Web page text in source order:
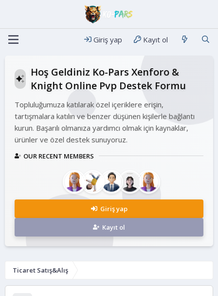
Giriş yap Kayıt ol
Hoş Geldiniz Ko-Pars Xenforo &
Knight Online Pvp Destek Formu
Topluluğumuza katılarak özel içeriklere erişin,
tartışmalara katılın ve benzer düşünen kişilerle bağlantı
kurun. Başarılı olmanıza yardımcı olmak için kaynaklar,
ürünler ve özel destek sunuyoruz.
OUR RECENT MEMBERS
Giriş yap
Kayıt ol
Ticaret Satış&Alış